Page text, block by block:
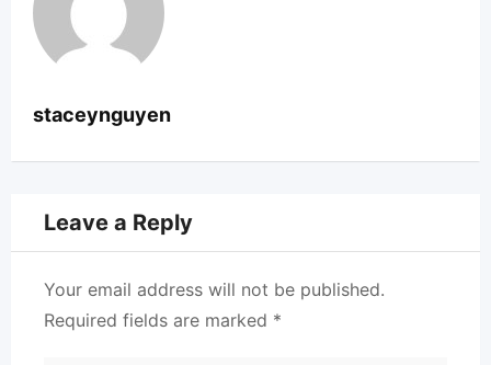
staceynguyen
Leave a Reply
Your email address will not be published.
Required fields are marked *